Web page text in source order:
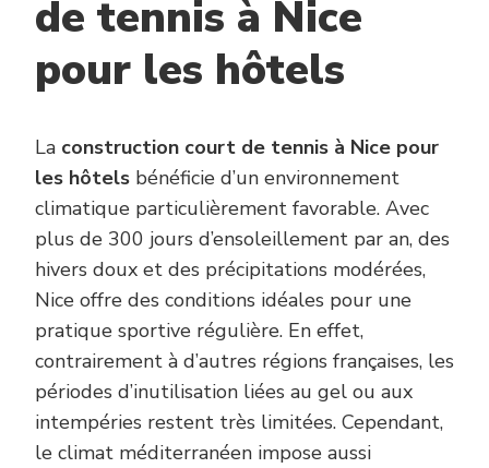
de tennis à Nice
pour les hôtels
La construction court de tennis à Nice pour
les hôtels bénéficie d’un environnement
climatique particulièrement favorable. Avec
plus de 300 jours d’ensoleillement par an, des
hivers doux et des précipitations modérées,
Nice offre des conditions idéales pour une
pratique sportive régulière. En effet,
contrairement à d’autres régions françaises, les
périodes d’inutilisation liées au gel ou aux
intempéries restent très limitées. Cependant,
le climat méditerranéen impose aussi